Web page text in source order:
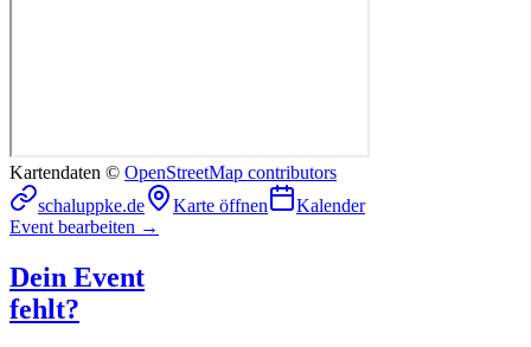
Kartendaten © OpenStreetMap contributors
schaluppke.de
Karte öffnen
Kalender
Event bearbeiten →
Dein Event
fehlt?